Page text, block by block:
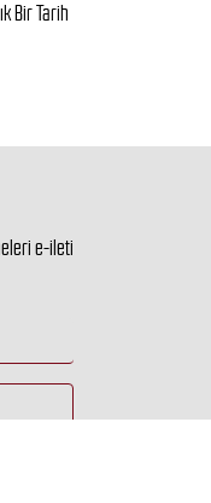
Bir Tarih
e-ileti